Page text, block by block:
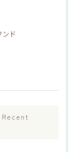
ド
Recent